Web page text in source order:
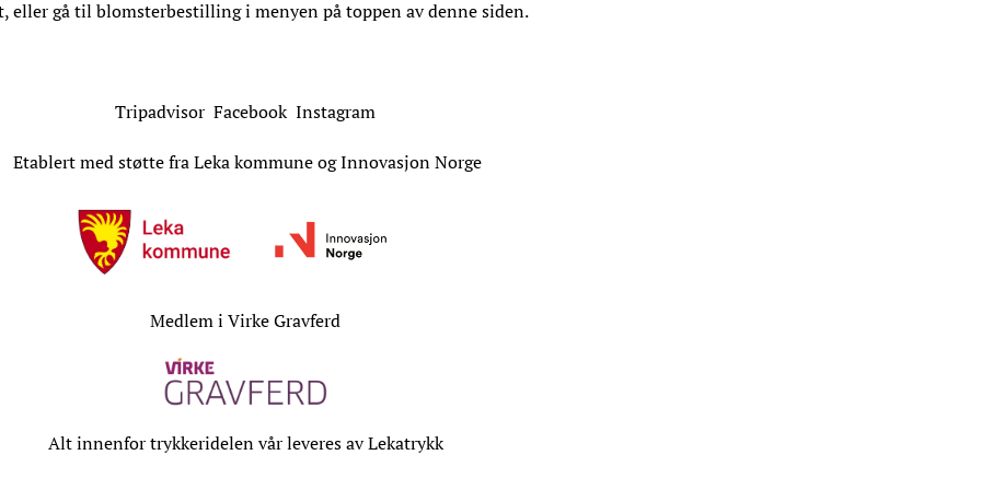
eller gå til blomsterbestilling i menyen på toppen av denne siden.
Tripadvisor Facebook Instagram
Etablert med støtte fra Leka kommune og Innovasjon Norge
Medlem i Virke Gravferd
Alt innenfor trykkeridelen vår leveres avLekatrykk